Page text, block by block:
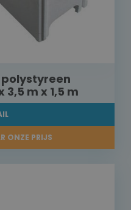
m x 1,5 m
ONZE PRIJS